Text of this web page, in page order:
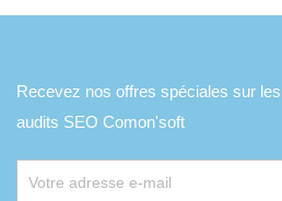
Recevez nos offres spéciales sur
audits SEO Comon'soft